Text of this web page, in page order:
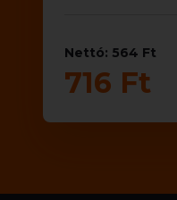
Nettó: 564 Ft
716 Ft